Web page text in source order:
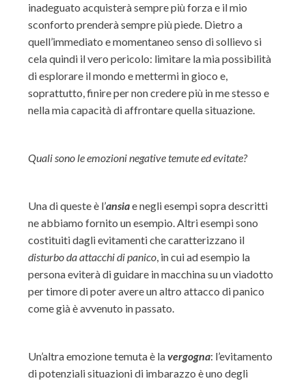
inadeguato acquisterà sempre più forza e il mio
sconforto prenderà sempre più piede. Dietro a
quell’immediato e momentaneo senso di sollievo si
cela quindi il vero pericolo: limitare la mia possibilità
di esplorare il mondo e mettermi in gioco e,
soprattutto, finire per non credere più in me stesso e
nella mia capacità di affrontare quella situazione.
Quali sono le emozioni negative temute ed evitate?
Una di queste è l’ansiae negli esempi sopra descritti
ne abbiamo fornito un esempio. Altri esempi sono
costituiti dagli evitamenti che caratterizzano il
disturbo da attacchi di panico, in cui ad esempio la
persona eviterà di guidare in macchina su un viadotto
per timore di poter avere un altro attacco di panico
come già è avvenuto in passato.
Un’altra emozione temuta è lavergogna: l’evitamento
di potenziali situazioni di imbarazzo è uno degli